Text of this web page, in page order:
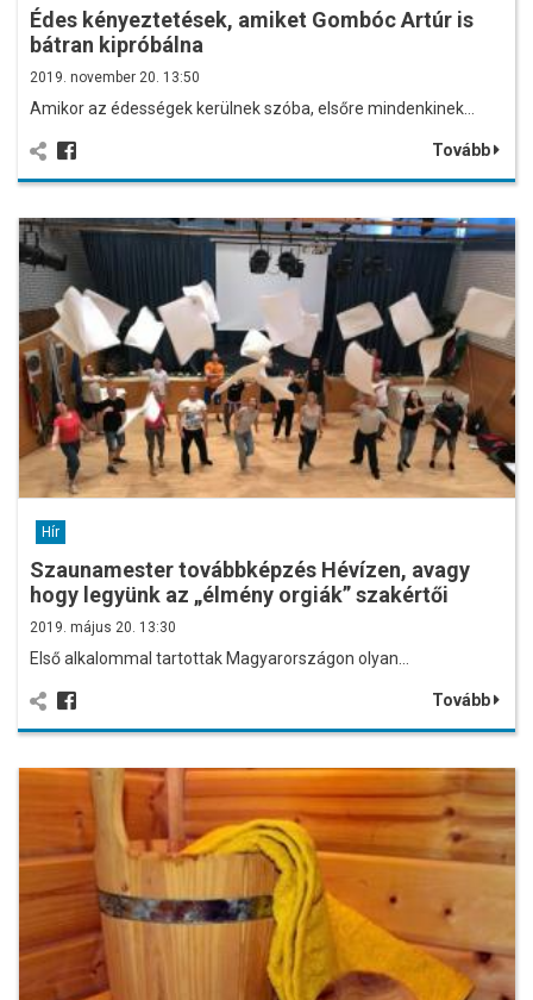
Édes kényeztetések, amiket Gombóc Artúr is
bátran kipróbálna
2019. november 20. 13:50
Amikor az édességek kerülnek szóba, elsőre mindenkinek…
Tovább
Hír
Szaunamester továbbképzés Hévízen, avagy
hogy legyünk az „élmény orgiák” szakértői
2019. május 20. 13:30
Első alkalommal tartottak Magyarországon olyan…
Tovább